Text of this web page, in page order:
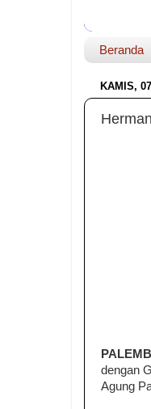
Beranda
KAMIS,
dengan
Agung